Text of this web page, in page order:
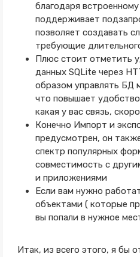
благодаря
поддерживает
позволяет создавать
требующие
Плюс стоит отметить
данных SQLite через
образом управлять БД
что повышает
какая у вас связь,
Конечно Импорт и
предусмотрен, он
спектр популярных
совместимость с
и приложениями
Если вам нужно
объектами ( которые
вы попали в нужное
Итак, из всего этого, я бы